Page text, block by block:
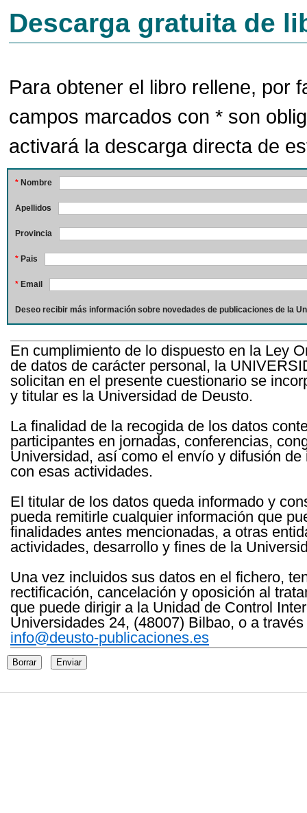
Descarga gratuita de
Para obtener el libro rellene, por
campos marcados con * son
activará la descarga directa de
* Nombre
Apellidos
Provincia
* Pais
* Email
Deseo recibir más información sobre novedades de publicaciones de la
En cumplimiento de lo dispuesto en la Ley
de datos de carácter personal, la
solicitan en el presente cuestionario se
y titular es la Universidad de Deusto.
La finalidad de la recogida de los datos
participantes en jornadas, conferencias,
Universidad, así como el envío y difusión
con esas actividades.
El titular de los datos queda informado y
pueda remitirle cualquier información que
finalidades antes mencionadas, a otras
actividades, desarrollo y fines de la
Una vez incluidos sus datos en el fichero,
rectificación, cancelación y oposición al
que puede dirigir a la Unidad de Control
Universidades 24, (48007) Bilbao, o a
info@deusto-publicaciones.es
Borrar Enviar